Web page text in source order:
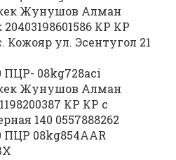
Жунушов Алман
КР КР
ул. Эсентугол 21
ПЦР- 08kg728aci
Жунушов Алман
КР КР с
140 0557888262
ПЦР 08kg854AAR